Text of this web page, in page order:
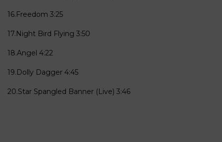
16.Freedom 3:25
17.Night Bird Flying 3:50
18.Angel 4:22
19.Dolly Dagger 4:45
20.Star Spangled Banner (Live) 3:46